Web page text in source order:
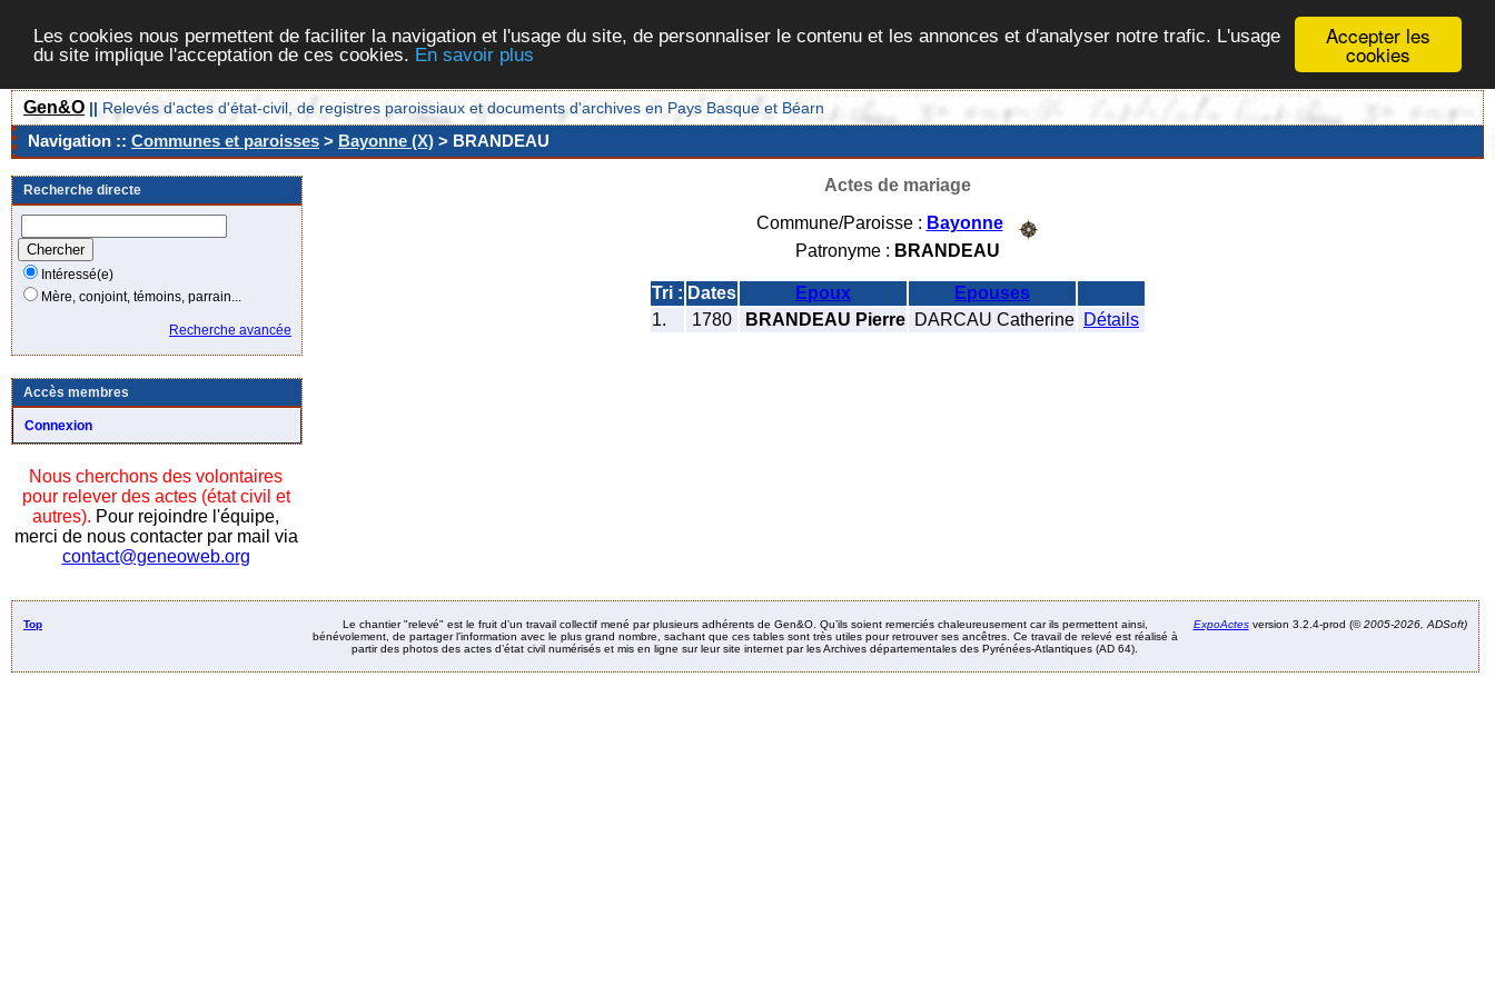
Accepter les
cookies
Les cookies nous permettent de faciliter la navigation et l'usage du site, de personnaliser le contenu et les annonces et d'analyser notre trafic. L'usage
du site implique l'acceptation de ces cookies. En savoir plus
Gen&O || Relevés d'actes d'état-civil, de registres paroissiaux et documents d'archives en Pays Basque et Béarn
Navigation :: Communes et paroisses > Bayonne (X) > BRANDEAU
Recherche directe
Intéressé(e)
Mère, conjoint, témoins, parrain...
Recherche avancée
Accès membres
Connexion
Nous cherchons des volontaires
pour relever des actes (état civil et
autres). Pour rejoindre l'équipe,
merci de nous contacter par mail via
contact@geneoweb.org
Actes de mariage
Commune/Paroisse : Bayonne
Patronyme : BRANDEAU
Tri : Dates Epoux
Epouses
1.
1780 BRANDEAU Pierre DARCAU Catherine Détails
Top
Le chantier "relevé" est le fruit d’un travail collectif mené par plusieurs adhérents de Gen&O. Qu’ils soient remerciés chaleureusement car ils permettent ainsi,
bénévolement, de partager l’information avec le plus grand nombre, sachant que ces tables sont très utiles pour retrouver ses ancêtres. Ce travail de relevé est réalisé à
partir des photos des actes d’état civil numérisés et mis en ligne sur leur site internet par les Archives départementales des Pyrénées-Atlantiques (AD 64).
ExpoActesversion 3.2.4-prod (©2005-2026, ADSoft)